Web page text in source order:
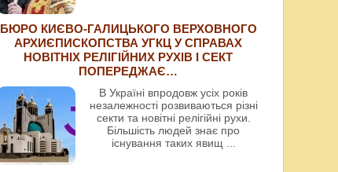
БЮРО КИЄВО-ГАЛИЦЬКОГО ВЕРХОВНОГО
АРХИЄПИСКОПСТВА УГКЦ У СПРАВАХ
НОВІТНІХ РЕЛІГІЙНИХ РУХІВ І СЕКТ
ПОПЕРЕДЖАЄ…
В Україні впродовж усіх років
незалежності розвиваються різні
секти та новітні релігійні рухи.
Більшість людей знає про
існування таких явищ